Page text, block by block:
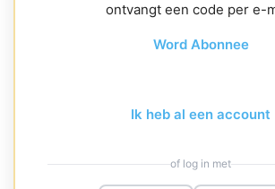
ontvangt een code per e-
Word Abonnee
Ik heb al een account
of log in met